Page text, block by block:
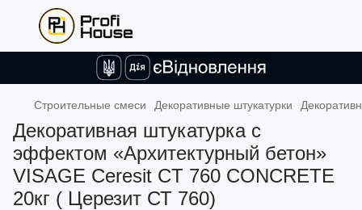
Строительные смеси Декоративные штукатурки
Декоративная штукатурка с
эффектом «Архитектурный бетон»
VISAGE Ceresit CT 760 CONCRETE
20кг ( Церезит СТ 760)